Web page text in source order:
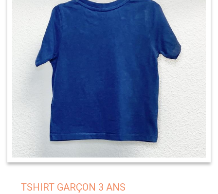
TSHIRT GARÇON 3 ANS